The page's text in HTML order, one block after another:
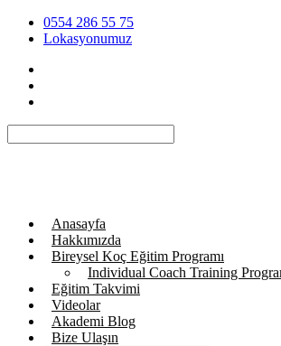
0554 286 55 75
Lokasyonumuz
Anasayfa
Hakkımızda
Bireysel Koç Eğitim Programı
Individual Coach Training
Eğitim Takvimi
Videolar
Akademi Blog
Bize Ulaşın